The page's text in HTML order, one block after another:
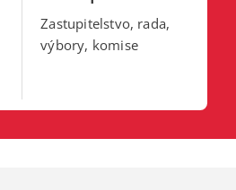
Zastupitelstvo, rada,
výbory, komise